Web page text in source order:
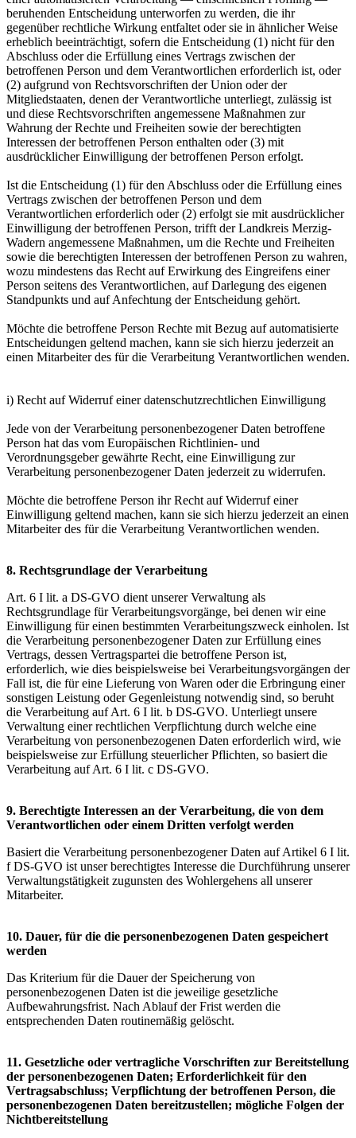
beruhenden Entscheidung unterworfen zu werden, die ihr
gegenüber rechtliche Wirkung entfaltet oder sie in ähnlicher Weise
erheblich beeinträchtigt, sofern die Entscheidung (1) nicht für den
Abschluss oder die Erfüllung eines Vertrags zwischen der
betroffenen Person und dem Verantwortlichen erforderlich ist, oder
(2) aufgrund von Rechtsvorschriften der Union oder der
Mitgliedstaaten, denen der Verantwortliche unterliegt, zulässig ist
und diese Rechtsvorschriften angemessene Maßnahmen zur
Wahrung der Rechte und Freiheiten sowie der berechtigten
Interessen der betroffenen Person enthalten oder (3) mit
ausdrücklicher Einwilligung der betroffenen Person erfolgt.
Ist die Entscheidung (1) für den Abschluss oder die Erfüllung eines
Vertrags zwischen der betroffenen Person und dem
Verantwortlichen erforderlich oder (2) erfolgt sie mit ausdrücklicher
Einwilligung der betroffenen Person, trifft der Landkreis Merzig-
Wadern angemessene Maßnahmen, um die Rechte und Freiheiten
sowie die berechtigten Interessen der betroffenen Person zu wahren,
wozu mindestens das Recht auf Erwirkung des Eingreifens einer
Person seitens des Verantwortlichen, auf Darlegung des eigenen
Standpunkts und auf Anfechtung der Entscheidung gehört.
Möchte die betroffene Person Rechte mit Bezug auf automatisierte
Entscheidungen geltend machen, kann sie sich hierzu jederzeit an
einen Mitarbeiter des für die Verarbeitung Verantwortlichen wenden.
i) Recht auf Widerruf einer datenschutzrechtlichen Einwilligung
Jede von der Verarbeitung personenbezogener Daten betroffene
Person hat das vom Europäischen Richtlinien- und
Verordnungsgeber gewährte Recht, eine Einwilligung zur
Verarbeitung personenbezogener Daten jederzeit zu widerrufen.
Möchte die betroffene Person ihr Recht auf Widerruf einer
Einwilligung geltend machen, kann sie sich hierzu jederzeit an einen
Mitarbeiter des für die Verarbeitung Verantwortlichen wenden.
8. Rechtsgrundlage der Verarbeitung
Art. 6 I lit. a DS-GVO dient unserer Verwaltung als
Rechtsgrundlage für Verarbeitungsvorgänge, bei denen wir eine
Einwilligung für einen bestimmten Verarbeitungszweck einholen. Ist
die Verarbeitung personenbezogener Daten zur Erfüllung eines
Vertrags, dessen Vertragspartei die betroffene Person ist,
erforderlich, wie dies beispielsweise bei Verarbeitungsvorgängen der
Fall ist, die für eine Lieferung von Waren oder die Erbringung einer
sonstigen Leistung oder Gegenleistung notwendig sind, so beruht
die Verarbeitung auf Art. 6 I lit. b DS-GVO. Unterliegt unsere
Verwaltung einer rechtlichen Verpflichtung durch welche eine
Verarbeitung von personenbezogenen Daten erforderlich wird, wie
beispielsweise zur Erfüllung steuerlicher Pflichten, so basiert die
Verarbeitung auf Art. 6 I lit. c DS-GVO.
9. Berechtigte Interessen an der Verarbeitung, die von dem
Verantwortlichen oder einem Dritten verfolgt werden
Basiert die Verarbeitung personenbezogener Daten auf Artikel 6 I lit.
f DS-GVO ist unser berechtigtes Interesse die Durchführung unserer
Verwaltungstätigkeit zugunsten des Wohlergehens all unserer
Mitarbeiter.
10. Dauer, für die die personenbezogenen Daten gespeichert
werden
Das Kriterium für die Dauer der Speicherung von
personenbezogenen Daten ist die jeweilige gesetzliche
Aufbewahrungsfrist. Nach Ablauf der Frist werden die
entsprechenden Daten routinemäßig gelöscht.
11. Gesetzliche oder vertragliche Vorschriften zur Bereitstellung
der personenbezogenen Daten; Erforderlichkeit für den
Vertragsabschluss; Verpflichtung der betroffenen Person, die
personenbezogenen Daten bereitzustellen; mögliche Folgen der
Nichtbereitstellung